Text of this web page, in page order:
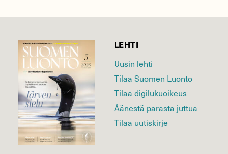
LEHTI
Uusin lehti
Tilaa Suomen Luonto
Tilaa digilukuoikeus
Äänestä parasta juttua
Tilaa uutiskirje